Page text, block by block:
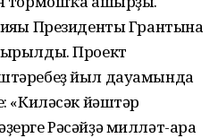
Президенты Грантына
Проект
йыл дауамында
«Киләсәк йәштәр
Рәсәйҙә милләт-ара